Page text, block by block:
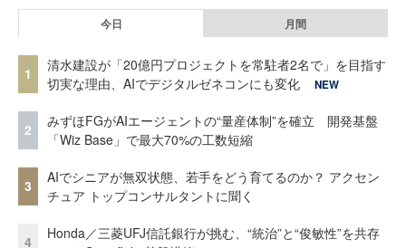
今日 月間
1
清水建設が「20億円プロジェクトを常駐者2名で」を目指す
切実な理由、AIでデジタルゼネコンにも変化
NEW
2
みずほFGがAIエージェントの“量産体制”を確立 開発基盤
「Wiz Base」で最大70%の工数短縮
3
AIでシニアが無双状態、若手をどう育てるのか？ アクセン
チュア トップコンサルタントに聞く
4
Honda／三菱UFJ信託銀行が挑む、“統治”と“俊敏性”を共存